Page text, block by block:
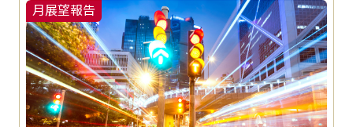
月展望報告